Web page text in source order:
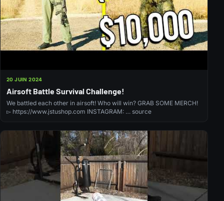
20 JUIN 2024
Airsoft Battle Survival Challenge!
We battled each other in airsoft! Who will win? GRAB SOME MERCH!
▻ https://www.jstushop.com INSTAGRAM: … source